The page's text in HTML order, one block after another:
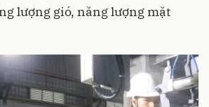
lượng gió, năng lượng mặt